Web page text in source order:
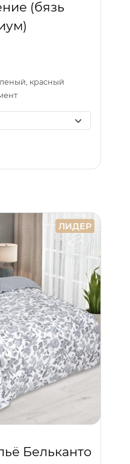
(бязь
красный
ЛИДЕР
Бельканто